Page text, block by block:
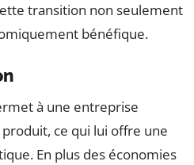
transition non seulement
bénéfique.
à une entreprise
produit, ce qui lui offre une
En plus des économies